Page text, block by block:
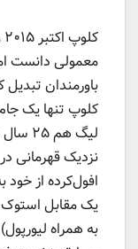
معمولی دانست
کلوپ تنها یک
لیگ
یک مقابل استوک